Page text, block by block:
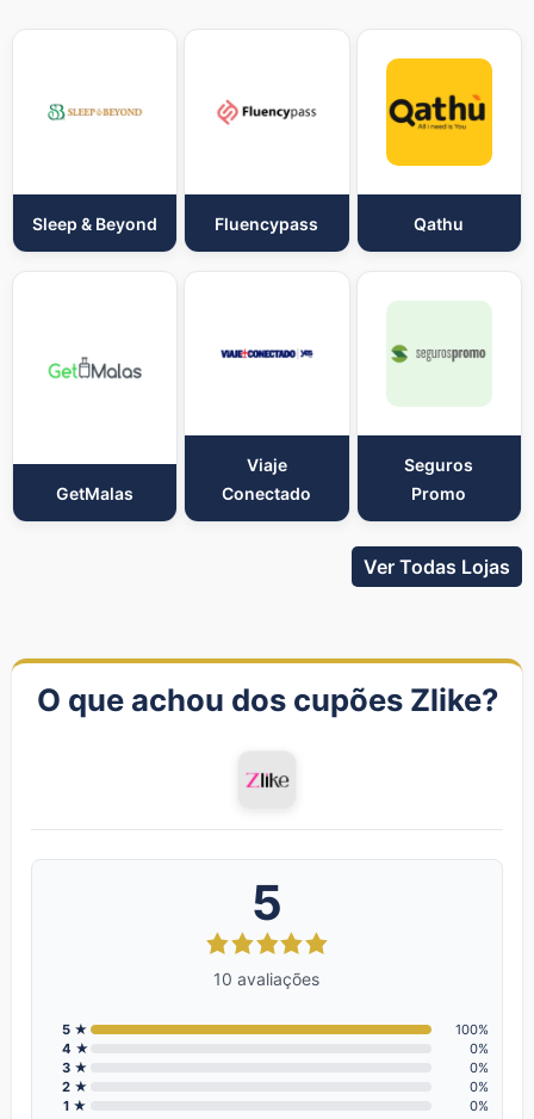
Sleep & Beyond Fluencypass Qathu
GetMalas
Viaje
Conectado
Seguros
Promo
Ver Todas Lojas
O que achou dos cupões Zlike?
5
10 avaliações
5 ★
100%
4 ★
0%
3 ★
0%
2 ★
0%
1 ★
0%